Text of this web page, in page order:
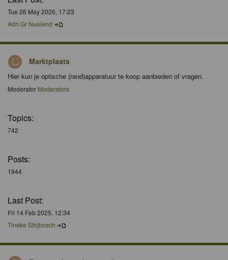
Tue 26 May 2026, 17:23
Adri Gr Nuelend
Marktplaats
Hier kun je optische (rand)apparatuur te koop aanbieden of vragen.
Moderator Moderators
Topics:
742
Posts:
1944
Last Post:
Fri 14 Feb 2025, 12:34
Tineke Strijbosch